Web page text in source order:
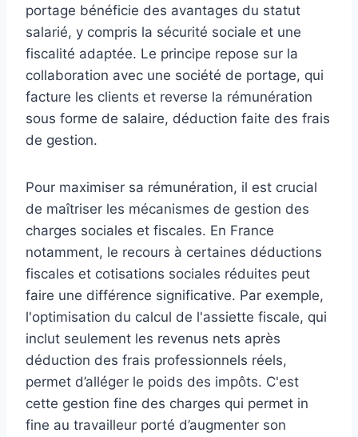
portage bénéficie des avantages du statut
salarié, y compris la sécurité sociale et une
fiscalité adaptée. Le principe repose sur la
collaboration avec une société de portage, qui
facture les clients et reverse la rémunération
sous forme de salaire, déduction faite des frais
de gestion.
Pour maximiser sa rémunération, il est crucial
de maîtriser les mécanismes de gestion des
charges sociales et fiscales. En France
notamment, le recours à certaines déductions
fiscales et cotisations sociales réduites peut
faire une différence significative. Par exemple,
l'optimisation du calcul de l'assiette fiscale, qui
inclut seulement les revenus nets après
déduction des frais professionnels réels,
permet d’alléger le poids des impôts. C'est
cette gestion fine des charges qui permet in
fine au travailleur porté d’augmenter son